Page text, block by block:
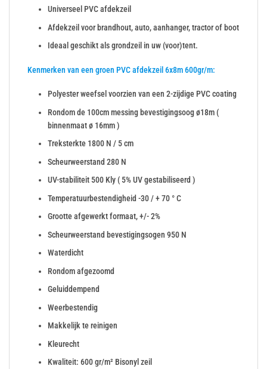
Universeel PVC afdekzeil
Afdekzeil voor brandhout, auto, aanhanger, tractor of boot
Ideaal geschikt als grondzeil in uw (voor)tent.
Kenmerken van een groen PVC afdekzeil 6x8m 600gr/m:
Polyester weefsel voorzien van een 2-zijdige PVC coating
Rondom de 100cm messing bevestigingsoog ø18m (
binnenmaat ø 16mm )
Treksterkte 1800 N / 5 cm
Scheurweerstand 280 N
UV-stabiliteit 500 Kly ( 5% UV gestabiliseerd )
Temperatuurbestendigheid -30 / + 70 ° C
Grootte afgewerkt formaat, +/- 2%
Scheurweerstand bevestigingsogen 950 N
Waterdicht
Rondom afgezoomd
Geluiddempend
Weerbestendig
Makkelijk te reinigen
Kleurecht
Kwaliteit: 600 gr/m² Bisonyl zeil